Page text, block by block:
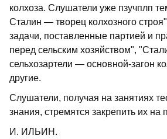
колхоза. Слушатели уже пзучплп
Сталин — творец колхозного
задачи, поставленные партией и
перед сельским хозяйством",
сельхозартели — основной-загон
другие.
Слушатели, получая на занятиях
знания, стремятся закрепить их на
И. ИЛЬИН.